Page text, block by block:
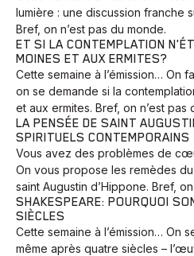
lumière : une discussion franche
Bref, on n’est pas du monde.
ET SI LA CONTEMPLATION
MOINES ET AUX ERMITES?
Cette semaine à l’émission… On
on se demande si la
et aux ermites. Bref, on n’est pas
LA PENSÉE DE SAINT
SPIRITUELS CONTEMPORAINS
Vous avez des problèmes de
On vous propose les remèdes
saint Augustin d’Hippone. Bref,
SHAKESPEARE: POURQUOI
SIÈCLES
Cette semaine à l’émission… On
même après quatre siècles –